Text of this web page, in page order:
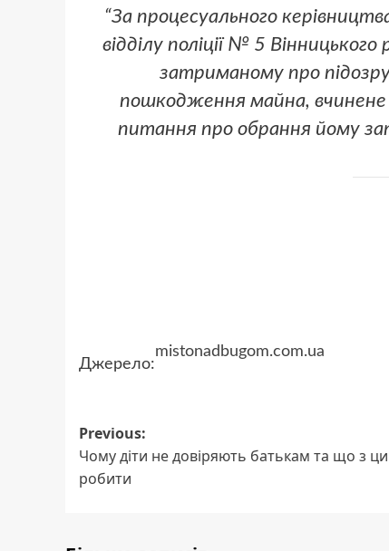
“За процесуального
відділу поліції № 5
затриманому про
пошкодження майна, вчинене
питання про обрання йому
Джерело:
mistonadbugom.com.ua
Post
navigation
Previous:
Чому діти не довіряють батькам та що з
робити